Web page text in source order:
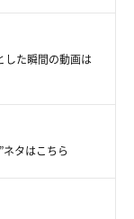
た瞬間の動画は
タはこちら